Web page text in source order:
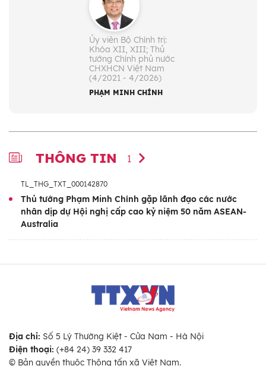
Ủy viên Bộ Chính trị:
Khóa XII, XIII; Thủ
tướng Chính phủ nước
CHXHCN Việt Nam
(4/2021 - 4/2026)
PHẠM MINH CHÍNH
THÔNG TIN 1
TL_THG_TXT_000142870
Thủ tướng Phạm Minh Chính gặp lãnh đạo các nước
nhân dịp dự Hội nghị cấp cao kỷ niệm 50 năm ASEAN-
Australia
Địa chỉ: Số 5 Lý Thường Kiệt - Cửa Nam - Hà Nội
Điện thoại: (+84 24) 39 332 417
© Bản quyền thuộc Thông tấn xã Việt Nam.